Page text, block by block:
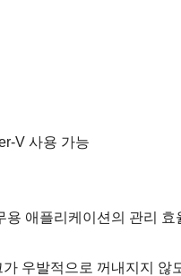
V 사용 가능
애플리케이션의 관리 효
우발적으로 꺼내지지 않